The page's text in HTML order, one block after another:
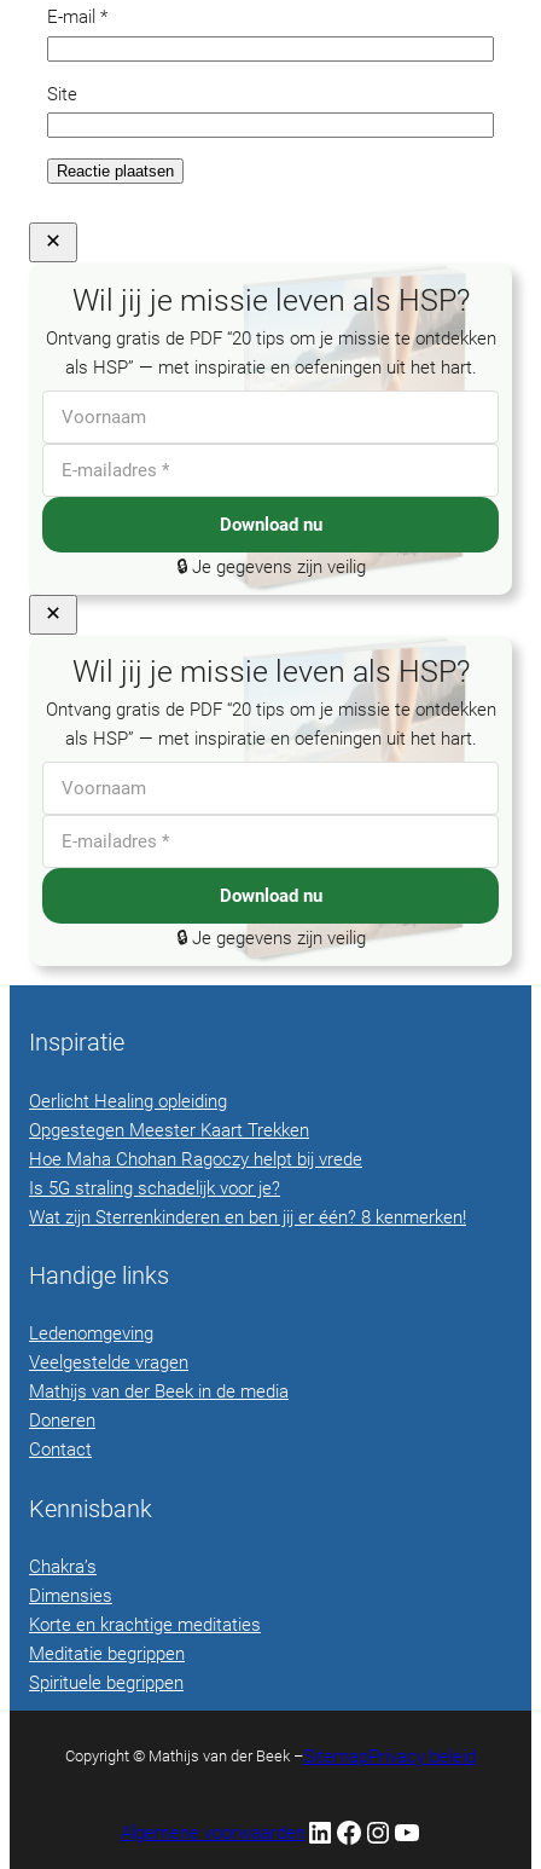
E-mail *
Site
Wil jij je missie leven als HSP?
Ontvang gratis de PDF “20 tips om je missie te ontdekken
als HSP” — met inspiratie en oefeningen uit het hart.
Download nu
🔒 Je gegevens zijn veilig
Close
Wil jij je missie leven als HSP?
Ontvang gratis de PDF “20 tips om je missie te ontdekken
als HSP” — met inspiratie en oefeningen uit het hart.
Download nu
🔒 Je gegevens zijn veilig
Inspiratie
Oerlicht Healing opleiding
Opgestegen Meester Kaart Trekken
Hoe Maha Chohan Ragoczy helpt bij vrede
Is 5G straling schadelijk voor je?
Wat zijn Sterrenkinderen en ben jij er één? 8 kenmerken!
Handige links
Ledenomgeving
Veelgestelde vragen
Mathijs van der Beek in de media
Doneren
Contact
Kennisbank
Chakra’s
Dimensies
Korte en krachtige meditaties
Meditatie begrippen
Spirituele begrippen
Copyright © Mathijs van der Beek –SitemapPrivacy beleid
Algemene voorwaardenLinkedIn
Facebook
Instagram
YouTube